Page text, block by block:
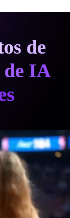
de
de IA